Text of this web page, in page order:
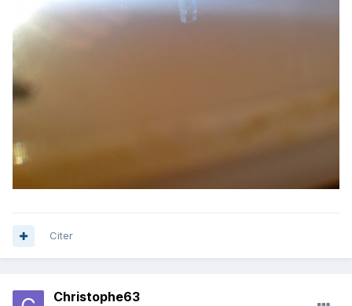
Citer
Christophe63